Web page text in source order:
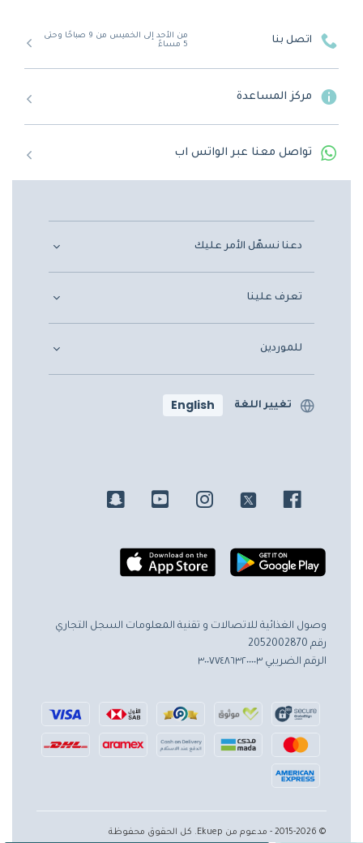
اتصل بنا
من الأحد إلى الخميس من 9 صباحًا وحتى
5 مساءً
مركز المساعدة
تواصل معنا عبر الواتس اب
دعنا نسهّل الأمر عليك
تعرف علينا
للموردين
تغيير اللغة English
وصول الغذائية للاتصالات و تقنية المعلومات السجل التجاري
رقم 2052002870
الرقم الضريبي ٣٠٠٧٧٤٨٦٣٢٠٠٠٠٣
© 2015-2026 - مدعوم من Ekuep. كل الحقوق محفوظة